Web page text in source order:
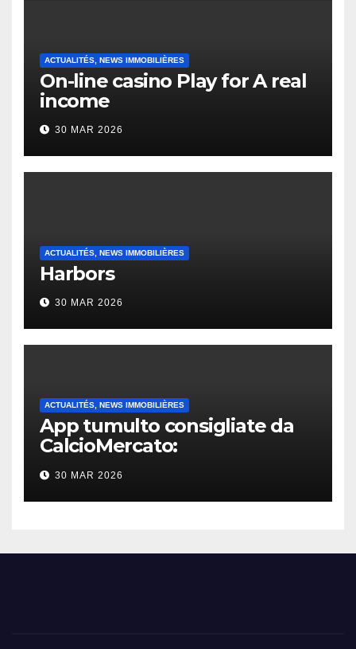
ACTUALITÉS, NEWS IMMOBILIÈRES
On-line casino Play for A real
income
30 MAR 2026
ACTUALITÉS, NEWS IMMOBILIÈRES
Harbors
30 MAR 2026
ACTUALITÉS, NEWS IMMOBILIÈRES
App tumulto consigliate da
CalcioMercato:
considerazione di gennaio
2026
30 MAR 2026